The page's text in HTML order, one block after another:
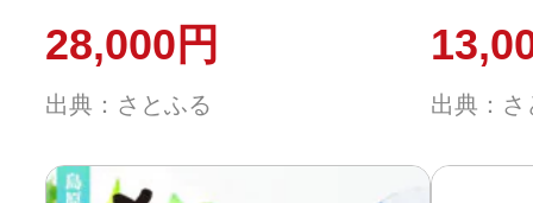
50g×100束 金帯 / 南島原
市
28,000円
出典：さとふる
束 紫
出典：さ